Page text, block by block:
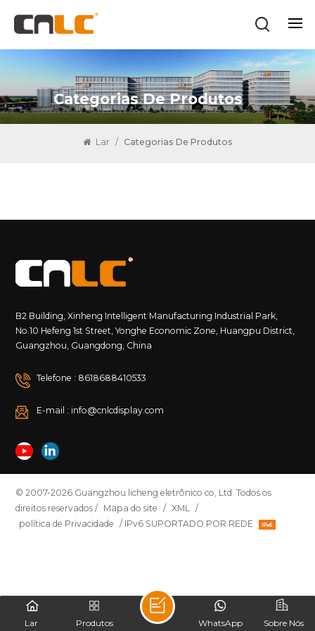
Categorias De Produtos
Lar / Categorias De Produtos
B2 Building, Xinheng Intelligent Manufacturing Industrial Park,
No.10 Hefeng 1st Street, Yonghe Economic Zone, Huangpu District,
Guangzhou, Guangdong, China
Telefone : 8618688410533
E-mail : info@cnlcdisplay.com
© 2007-2026 Guangzhou licheng eletrônico co, Ltd Todos os
direitos reservados / Mapa do site / XML
/
política de Privacidade / IPv6 SUPORTADO POR REDE
Lar Produtos Sobre Nós
WhatsApp